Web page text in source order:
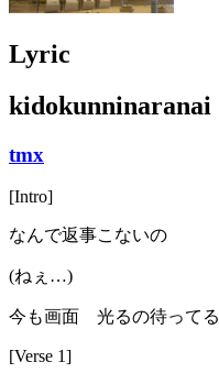
Lyric
kidokunninaranai
tmx
[Intro]
なんで返事こないの
(ねぇ…)
今も画面 光るの待ってる
[Verse 1]